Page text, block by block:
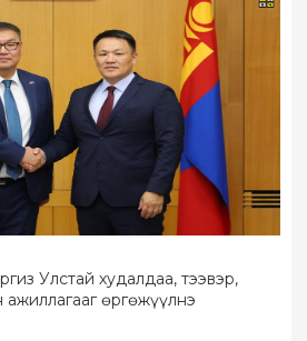
Улстай худалдаа, тээвэр,
өргөжүүлнэ